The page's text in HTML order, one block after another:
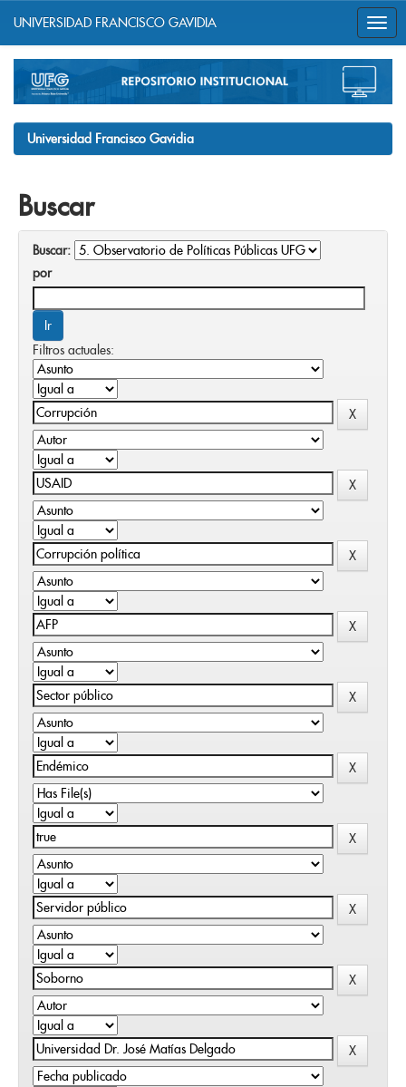
navigation
UNIVERSIDAD FRANCISCO GAVIDIA
Universidad Francisco Gavidia
Buscar
Buscar:
por
Filtros actuales: